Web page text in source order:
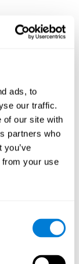
ads, to
our traffic.
of our site with
partners who
from your use
patrones de
cognitivas y
de
una
fortalezas y
el trastorno del
otras
de los